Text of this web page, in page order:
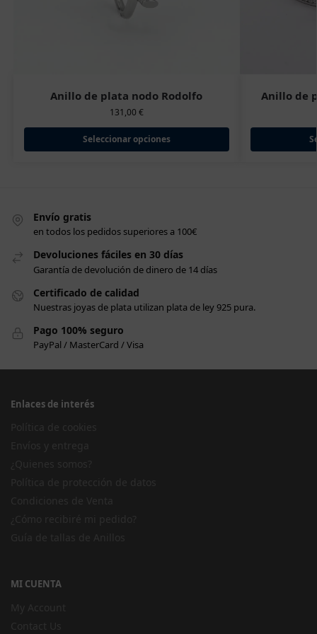
Anillo de plata nodo Rodolfo
131,00 €
Seleccionar opciones
Anillo de
Envío gratis
en todos los pedidos superiores a 100€
Devoluciones fáciles en 30 días
Garantía de devolución de dinero de 14 días
Certificado de calidad
Nuestras joyas de plata utilizan plata de ley 925 pura.
Pago 100% seguro
PayPal / MasterCard / Visa
Enlaces de interés
MI CUENTA